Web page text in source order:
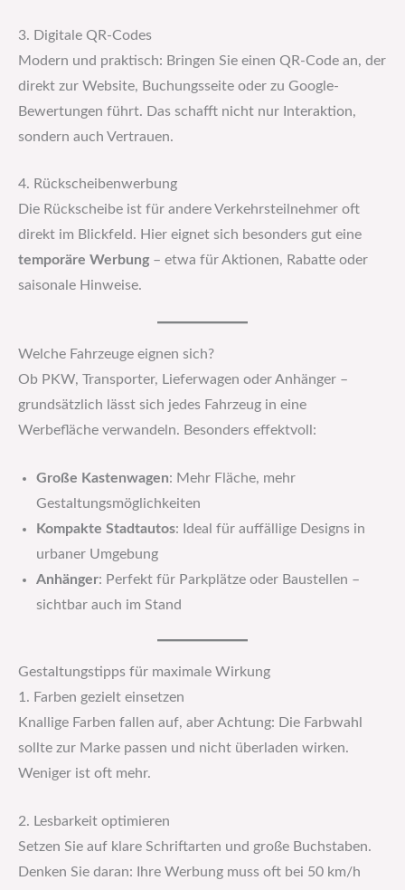
3. Digitale QR-Codes
Modern und praktisch: Bringen Sie einen QR-Code an, der
direkt zur Website, Buchungsseite oder zu Google-
Bewertungen führt. Das schafft nicht nur Interaktion,
sondern auch Vertrauen.
4. Rückscheibenwerbung
Die Rückscheibe ist für andere Verkehrsteilnehmer oft
direkt im Blickfeld. Hier eignet sich besonders gut eine
temporäre Werbung – etwa für Aktionen, Rabatte oder
saisonale Hinweise.
Welche Fahrzeuge eignen sich?
Ob PKW, Transporter, Lieferwagen oder Anhänger –
grundsätzlich lässt sich jedes Fahrzeug in eine
Werbefläche verwandeln. Besonders effektvoll:
Große Kastenwagen: Mehr Fläche, mehr
Gestaltungsmöglichkeiten
Kompakte Stadtautos: Ideal für auffällige Designs in
urbaner Umgebung
Anhänger: Perfekt für Parkplätze oder Baustellen –
sichtbar auch im Stand
Gestaltungstipps für maximale Wirkung
1. Farben gezielt einsetzen
Knallige Farben fallen auf, aber Achtung: Die Farbwahl
sollte zur Marke passen und nicht überladen wirken.
Weniger ist oft mehr.
2. Lesbarkeit optimieren
Setzen Sie auf klare Schriftarten und große Buchstaben.
Denken Sie daran: Ihre Werbung muss oft bei 50 km/h